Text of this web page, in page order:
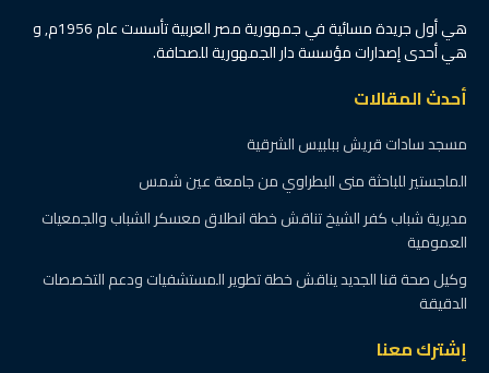
هي أول جريدة مسائية في جمهورية مصر العربية تأسست عام 1956م, و
هي أحدى إصدارات مؤسسة دار الجمهورية للصحافة.
أحدث المقالات
مسجد سادات قريش ببلبيس الشرقية
الماجستير للباحثة منى البطراوي من جامعة عين شمس
مديرية شباب كفر الشيخ تناقش خطة انطلاق معسكر الشباب والجمعيات
العمومية
وكيل صحة قنا الجديد يناقش خطة تطوير المستشفيات ودعم التخصصات
الدقيقة
إشترك معنا